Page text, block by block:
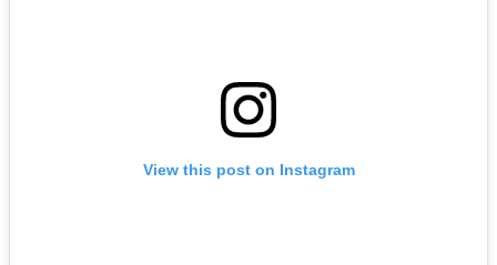
View this post on Instagram